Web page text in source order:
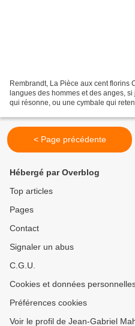
Rembrandt, La Pièce aux cent florins
langues des hommes et des anges,
qui résonne, ou une cymbale qui
< Page précédente
Hébergé par Overblog
Top articles
Pages
Contact
Signaler un abus
C.G.U.
Cookies et données
Préférences cookies
Voir le profil de Jean-Gabriel